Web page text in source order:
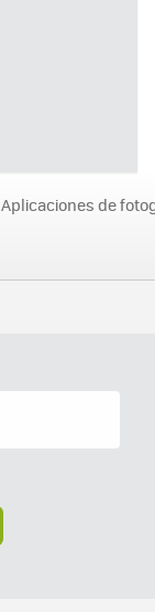
Aplicaciones de